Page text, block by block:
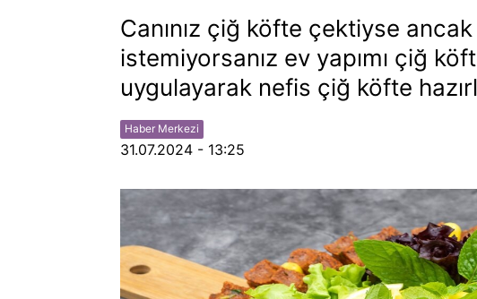
Canınız çiğ köfte çektiyse
istemiyorsanız ev yapımı çiğ
uygulayarak nefis çiğ köfte
Haber Merkezi
31.07.2024 - 13:25